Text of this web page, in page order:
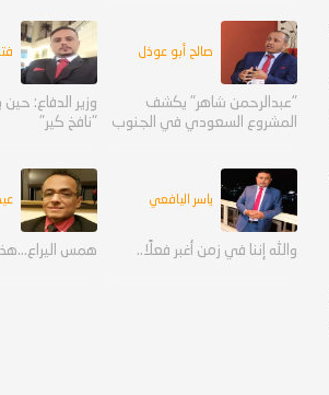
صالح أبو عوذل
"عبدالرحمن شاهر" يكشف
المشروع السعودي في الجنوب
وزير الدفاع:
"نافخ كير"
ياسر اليافعي
والله إننا في زمن أغبر فعلًا.. همس